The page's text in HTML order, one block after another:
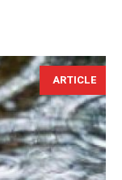
ARTICLE